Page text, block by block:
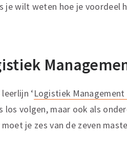
je wilt weten hoe je voordeel
‘Logistiek Management
volgen, maar ook als
je zes van de zeven